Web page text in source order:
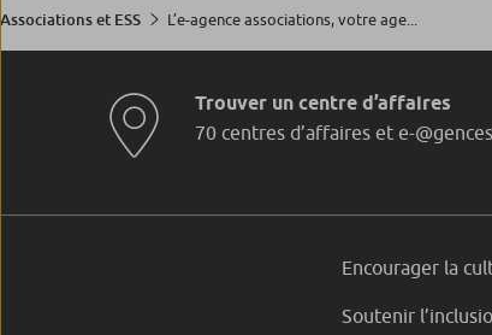
Associations et ESS L’e-agence associations, votre age...
Trouver un centre d’affaires
70 centres d’affaires et e-@gences
Encourager la
Soutenir